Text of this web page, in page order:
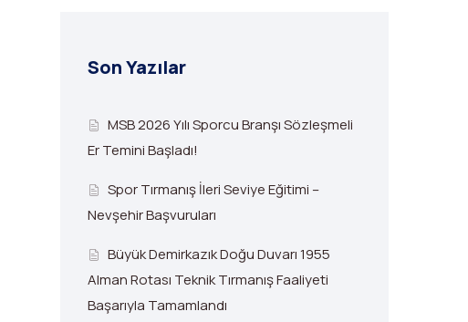
Son Yazılar
MSB 2026 Yılı Sporcu Branşı Sözleşmeli
Er Temini Başladı!
Spor Tırmanış İleri Seviye Eğitimi –
Nevşehir Başvuruları
Büyük Demirkazık Doğu Duvarı 1955
Alman Rotası Teknik Tırmanış Faaliyeti
Başarıyla Tamamlandı